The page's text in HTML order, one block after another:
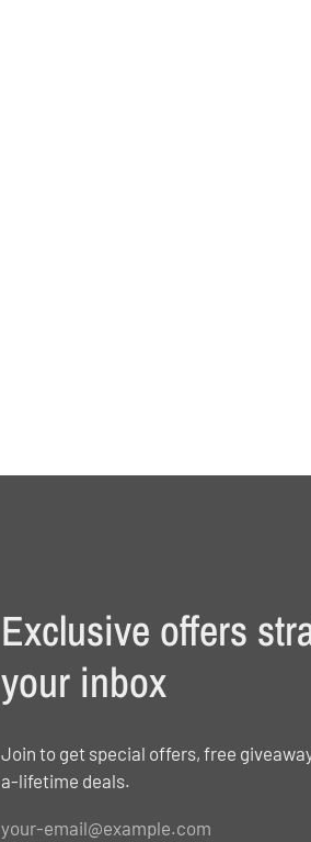
Exclusive offers
your inbox
Join to get special offers, free
a-lifetime deals.